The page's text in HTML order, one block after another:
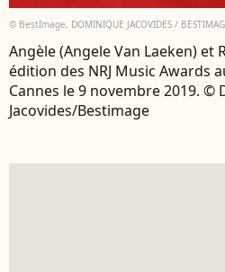
© BestImage, DOMINIQUE JACOVIDES /
Angèle (Angele Van Laeken) et
édition des NRJ Music Awards
Cannes le 9 novembre 2019. ©
Jacovides/Bestimage